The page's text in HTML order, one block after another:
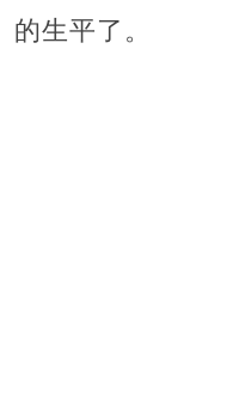
的生平了。